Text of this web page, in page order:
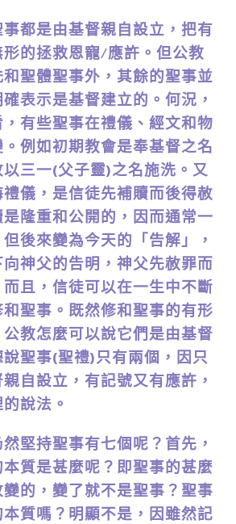
都是由基督親自設立，把有
的拯救恩寵/應許。但公教
聖體聖事外，其餘的聖事並
表示是基督建立的。何況，
有些聖事在禮儀、經文和物
例如初期教會是奉基督之名
三一(父子靈)之名施洗。又
儀，是信徒先補贖而後得赦
隆重和公開的，因而通常一
後來變為今天的「告解」，
神父的告明，神父先赦罪而
且，信徒可以在一生中不斷
聖事。既然修和聖事的有形
教怎麼可以說它們是由基督
聖事(聖禮)只有兩個，因只
自設立，有記號又有應許，
說法。
堅持聖事有七個呢？首先，
質是甚麼呢？即聖事的甚麼
的，變了就不是聖事？聖事
質嗎？明顯不是，因雖然記